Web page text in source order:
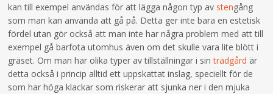
kan till exempel användas för att lägga någon typ av stengång
som man kan använda att gå på. Detta ger inte bara en estetisk
fördel utan gör också att man inte har några problem med att till
exempel gå barfota utomhus även om det skulle vara lite blött i
gräset. Om man har olika typer av tillställningar i sinträdgård är
detta också i princip alltid ett uppskattat inslag, speciellt för de
som har höga klackar som riskerar att sjunka ner i den mjuka